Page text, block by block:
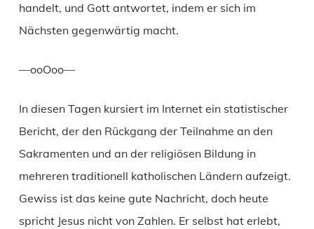
handelt, und Gott antwortet, indem er sich im
Nächsten gegenwärtig macht.
—ooOoo—
In diesen Tagen kursiert im Internet ein statistischer
Bericht, der den Rückgang der Teilnahme an den
Sakramenten und an der religiösen Bildung in
mehreren traditionell katholischen Ländern aufzeigt.
Gewiss ist das keine gute Nachricht, doch heute
spricht Jesus nicht von Zahlen. Er selbst hat erlebt,